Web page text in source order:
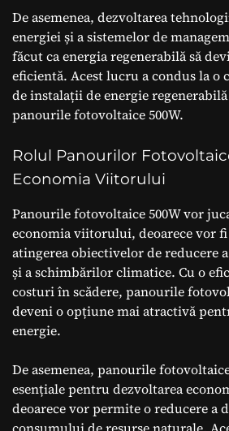
De asemenea, dezvoltarea
energiei și a sistemelor de
făcut ca energia regenerabilă să
eficientă. Acest lucru a condus la o
de instalații de energie
panourile fotovoltaice 500W.
Rolul Panourilor
Economia Viitorului
Panourile fotovoltaice 500W vor
economia viitorului, deoarece vor
atingerea obiectivelor de reducere
și a schimbărilor climatice. Cu o
costuri în scădere, panourile
deveni o opțiune mai atractivă
energie.
De asemenea, panourile
esențiale pentru dezvoltarea
deoarece vor permite o reducere a